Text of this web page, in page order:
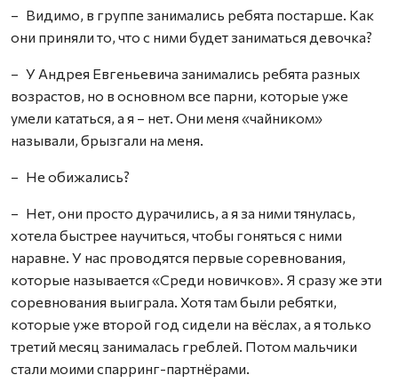
– Видимо, в группе занимались ребята постарше. Как
они приняли то, что с ними будет заниматься девочка?
– У Андрея Евгеньевича занимались ребята разных
возрастов, но в основном все парни, которые уже
умели кататься, а я – нет. Они меня «чайником»
называли, брызгали на меня.
– Не обижались?
– Нет, они просто дурачились, а я за ними тянулась,
хотела быстрее научиться, чтобы гоняться с ними
наравне. У нас проводятся первые соревнования,
которые называется «Среди новичков». Я сразу же эти
соревнования выиграла. Хотя там были ребятки,
которые уже второй год сидели на вёслах, а я только
третий месяц занималась греблей. Потом мальчики
стали моими спарринг-партнёрами.